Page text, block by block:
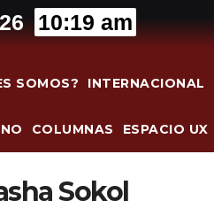
10:19 am
SOMOS? INTERNACIONAL
COLUMNAS ESPACIO UX
Sokol